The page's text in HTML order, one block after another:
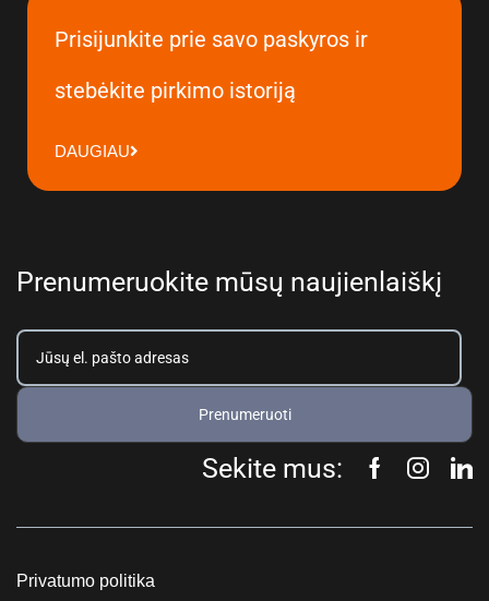
Prisijunkite prie savo paskyros ir
stebėkite pirkimo istoriją
DAUGIAU
Prenumeruokite mūsų naujienlaiškį
Prenumeruoti
Sekite mus:
Privatumo politika